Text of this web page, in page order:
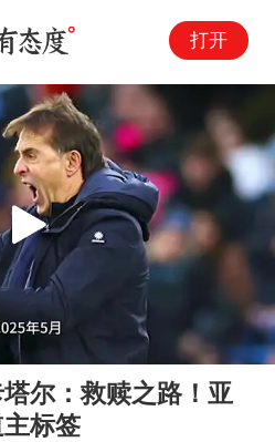
打开
Play
尔：救赎之路！亚
标签